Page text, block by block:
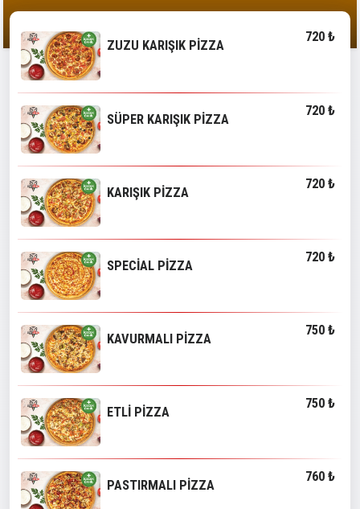
ZUZU KARIŞIK PİZZA
720 ₺
SÜPER KARIŞIK PİZZA
720 ₺
KARIŞIK PİZZA
720 ₺
SPECİAL PİZZA
720 ₺
KAVURMALI PİZZA
750 ₺
ETLİ PİZZA
750 ₺
PASTIRMALI PİZZA
760 ₺